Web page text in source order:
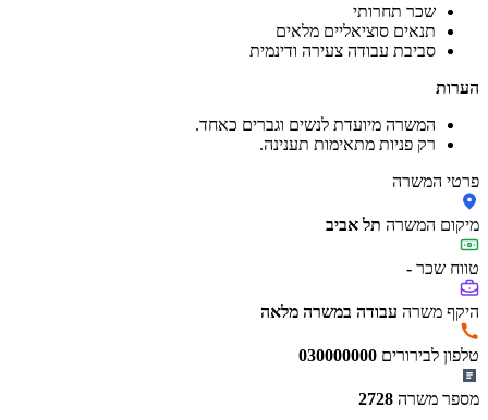
שכר תחרותי
תנאים סוציאליים מלאים
סביבת עבודה צעירה ודינמית
הערות
המשרה מיועדת לנשים וגברים כאחד.
רק פניות מתאימות תענינה.
פרטי המשרה
מיקום המשרה תל אביב
טווח שכר -
היקף משרה עבודה במשרה מלאה
טלפון לבירורים 030000000
מספר משרה 2728